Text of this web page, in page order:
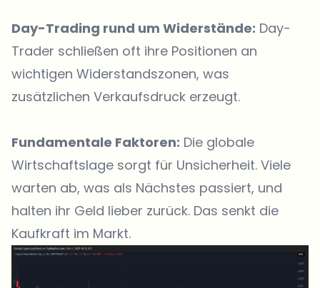
Day-Trading rund um Widerstände: Day-
Trader schließen oft ihre Positionen an
wichtigen Widerstandszonen, was
zusätzlichen Verkaufsdruck erzeugt.
Fundamentale Faktoren: Die globale
Wirtschaftslage sorgt für Unsicherheit. Viele
warten ab, was als Nächstes passiert, und
halten ihr Geld lieber zurück. Das senkt die
Kaufkraft im Markt.